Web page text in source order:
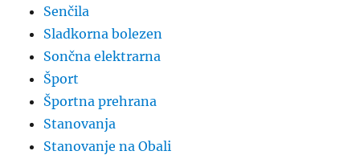
Senčila
Sladkorna bolezen
Sončna elektrarna
Šport
Športna prehrana
Stanovanja
Stanovanje na Obali